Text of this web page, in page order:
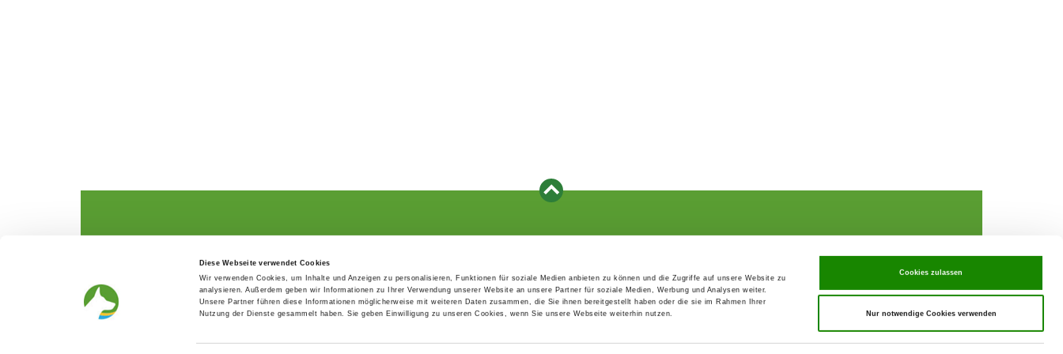
Diese Webseite verwendet Cookies
Wir verwenden Cookies, um Inhalte und Anzeigen zu personalisieren, Funktionen für soziale Medien anbieten zu können und die Zugriffe auf unsere Website zu
analysieren. Außerdem geben wir Informationen zu Ihrer Verwendung unserer Website an unsere Partner für soziale Medien, Werbung und Analysen weiter.
Unsere Partner führen diese Informationen möglicherweise mit weiteren Daten zusammen, die Sie ihnen bereitgestellt haben oder die sie im Rahmen Ihrer
Nutzung der Dienste gesammelt haben. Sie geben Einwilligung zu unseren Cookies, wenn Sie unsere Webseite weiterhin nutzen.
Cookies zulassen
Nur notwendige Cookies verwenden
Everything about the breed
Breeding and upbringing
Helper and saviour
Structur
SV magazine
Local groups
Youth
Supra-regional events VDH/FCI
Events calender
Paymentsystem
Forms, information brochures,
directories